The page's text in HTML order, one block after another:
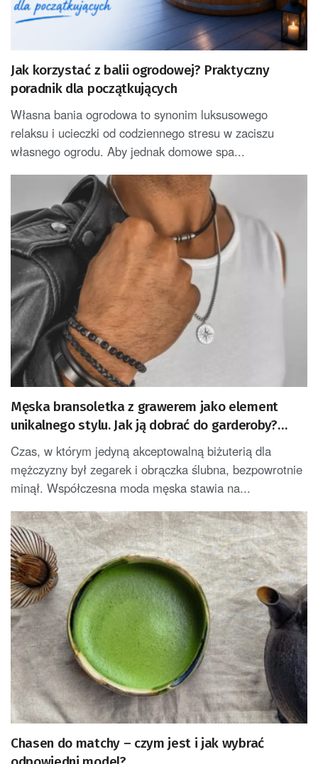
Jak korzystać z balii ogrodowej? Praktyczny
poradnik dla początkujących
Własna bania ogrodowa to synonim luksusowego
relaksu i ucieczki od codziennego stresu w zaciszu
własnego ogrodu. Aby jednak domowe spa...
Męska bransoletka z grawerem jako element
unikalnego stylu. Jak ją dobrać do garderoby?
Podpowiada Manoki
Czas, w którym jedyną akceptowalną biżuterią dla
mężczyzny był zegarek i obrączka ślubna, bezpowrotnie
minął. Współczesna moda męska stawia na...
Chasen do matchy – czym jest i jak wybrać